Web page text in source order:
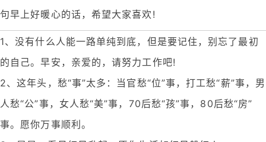
句早上好暖心的话，希望大家喜欢!
1、没有什么人能一路单纯到底，但是要记住，别忘了最初
的自己。早安，亲爱的，请努力工作吧!
2、这年头，愁“事”太多：当官愁“位”事，打工愁“薪”事，男
人愁“公”事，女人愁“美”事，70后愁“孩”事，80后愁“房”
事。愿你万事顺利。